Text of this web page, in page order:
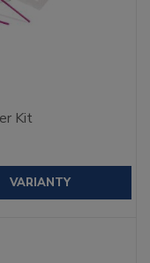
Kit
VARIANTY